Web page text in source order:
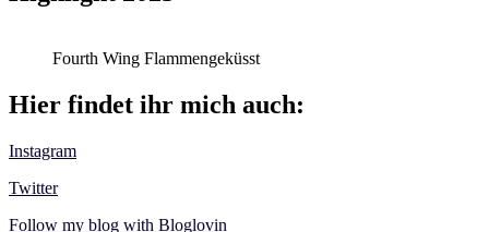
Fourth Wing Flammengeküsst
Hier findet ihr mich auch:
Instagram
Twitter
Follow my blog with Bloglovin